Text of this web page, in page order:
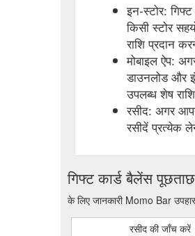
इन-स्टोर:
किसी स्टोर
राशि प्रदान
मोबाइल ऐप:
डाउनलोड और
उपलब्ध शेष
रसीद: अगर
रसीदें प्रत्येक
गिफ्ट कार्ड बैलेंस पूछताछ
के लिए जानकारी Momo Bar
रसीद की जाँच करें